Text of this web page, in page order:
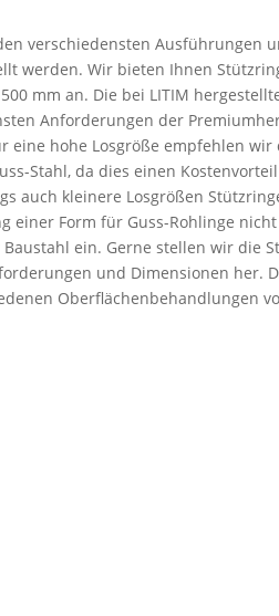
verschiedensten Ausführungen
werden. Wir bieten Ihnen
mm an. Die bei LITIM
Anforderungen der
eine hohe Losgröße empfehlen wir
Stahl, da dies einen
auch kleinere Losgrößen
einer Form für Guss-Rohlinge
ein. Gerne stellen wir die
und Dimensionen her.
Oberflächenbehandlungen